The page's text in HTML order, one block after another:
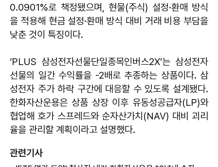
0.0901%로 책정됐으며, 현물(주식) 설정·환매 방식
을 적용해 현금 설정·환매 방식 대비 거래 비용 부담을
낮춘 것이 특징이다.
‘PLUS 삼성전자선물단일종목인버스2X’는 삼성전자
선물의 일간 수익률을 -2배로 추종하는 상품이다. 삼
성전자 주가 하락 구간에 대응할 수 있도록 설계됐다.
한화자산운용은 상품 상장 이후 유동성공급자(LP)와
협업해 호가 스프레드와 순자산가치(NAV) 대비 괴리
율을 관리할 계획이라고 설명했다.
관련기사